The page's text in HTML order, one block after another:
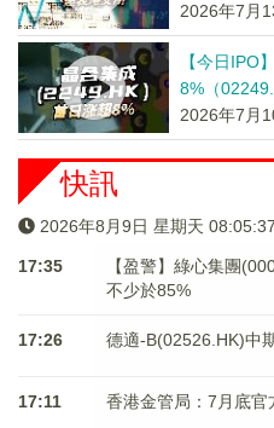
2026年7月
【今日IPO
8%（
2026年7月
快訊
2026年8月9日 星期天 08:05:38
17:35
【盈警】綠心集團
不少於85%
17:26 德適-B(02526.HK)中
17:11 香港金管局：7月底